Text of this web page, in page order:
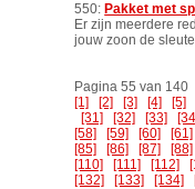
550: Pakket met
Er zijn meerdere
jouw zoon de
Pagina 55 van 140
[1]
[2] [3] [4] [5]
[31]
[32] [33]
[58]
[59] [60] [61]
[85]
[86] [87] [88]
[110]
[111] [112]
[132]
[133] [134]